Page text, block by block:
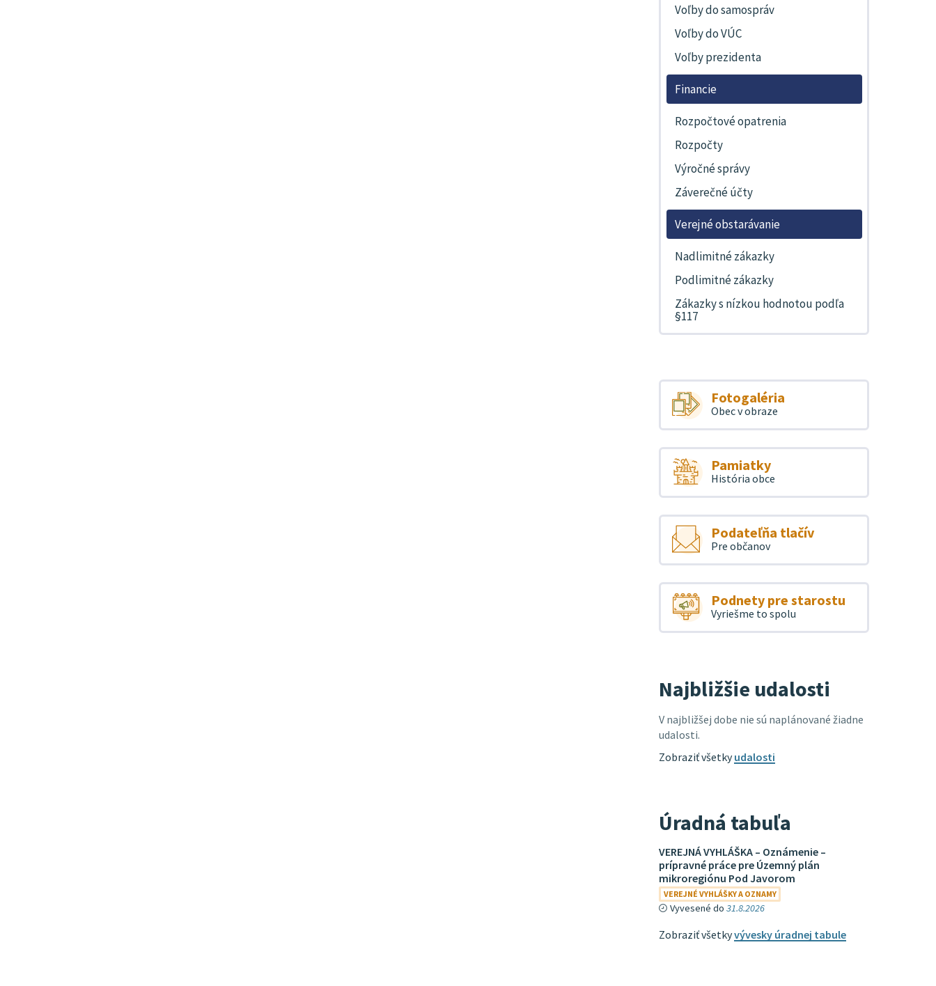
Voľby do samospráv
Voľby do VÚC
Voľby prezidenta
Financie
Rozpočtové opatrenia
Rozpočty
Výročné správy
Záverečné účty
Verejné obstarávanie
Nadlimitné zákazky
Podlimitné zákazky
Zákazky s nízkou hodnotou podľa
§117
Fotogaléria
Obec v obraze
Pamiatky
História obce
Podateľňa tlačív
Pre občanov
Podnety pre starostu
Vyriešme to spolu
Najbližšie udalosti
V najbližšej dobe nie sú naplánované žiadne
udalosti.
Zobraziť všetkyudalosti
Úradná tabuľa
VEREJNÁ VYHLÁŠKA – Oznámenie –
prípravné práce pre Územný plán
mikroregiónu Pod Javorom
VEREJNÉ VYHLÁŠKY A OZNAMY
Vyvesené do 31.8.2026
Zobraziť všetkyvývesky úradnej tabule